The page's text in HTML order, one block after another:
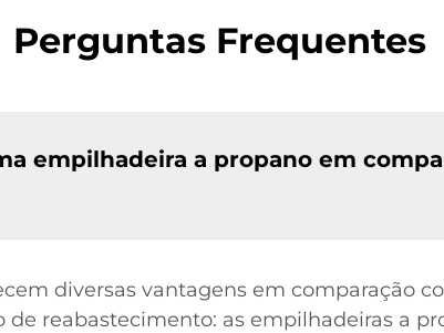
Perguntas Frequentes
empilhadeira a propano em
diversas vantagens em comparação
reabastecimento: as empilhadeiras a